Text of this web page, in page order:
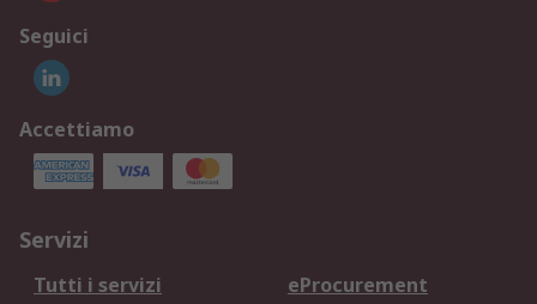
Seguici
Accettiamo
Servizi
Tutti i servizi
eProcurement